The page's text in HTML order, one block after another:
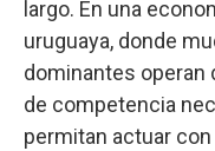
largo. En una
uruguaya, donde
dominantes operan
de competencia
permitan actuar